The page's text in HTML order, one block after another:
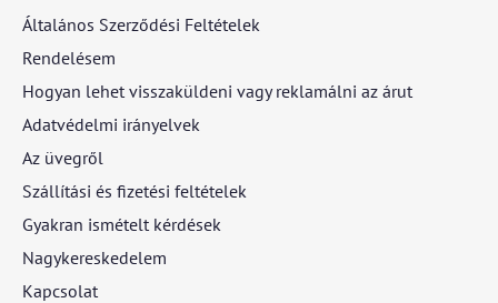
Általános Szerződési Feltételek
Rendelésem
Hogyan lehet visszaküldeni vagy reklamálni az árut
Adatvédelmi irányelvek
Az üvegről
Szállítási és fizetési feltételek
Gyakran ismételt kérdések
Nagykereskedelem
Kapcsolat